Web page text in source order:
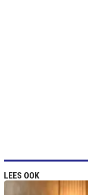
LEES OOK